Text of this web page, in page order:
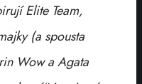
Elite Team,
(a spousta
Wow a Agata